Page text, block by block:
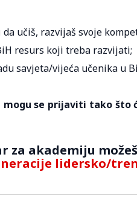
učiš, razvijaš svoje
resurs koji treba razvijati;
savjeta/vijeća učenika u
se prijaviti tako što
za akademiju
lidersko/